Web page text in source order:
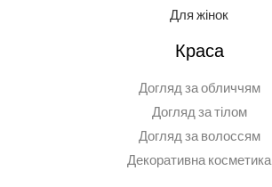
Для жінок
Краса
Догляд за обличчям
Догляд за тілом
Догляд за волоссям
Декоративна косметика